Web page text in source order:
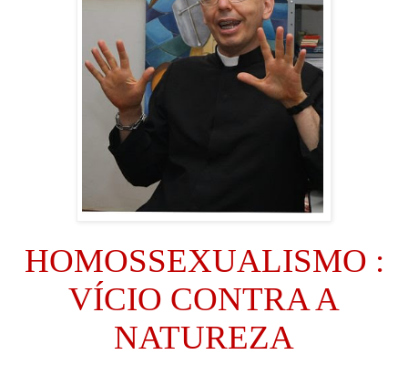
HOMOSSEXUALISMO :
VÍCIO CONTRA A
NATUREZA